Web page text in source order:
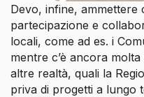
Devo, infine, ammettere
partecipazione e
locali, come ad es. i
mentre c’è ancora
altre realtà, quali la
priva di progetti a lungo